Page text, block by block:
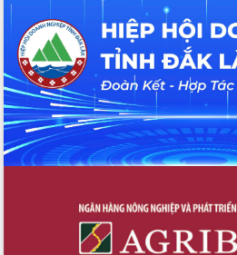
Đắk Lắk rà soát, điều chỉnh Đề án 190
về phát triển nuôi trồng thủy sản
Phó Chủ tịch UBND tỉnh Đắk Lắk
Trương Công Thái kiểm tra thực địa
Dự án cao tốc Khánh Hòa - Buôn Ma
Thuột
Định vị cà phê Việt Nam như một “di
sản sống” trong dòng chảy toàn cầu
Xây dựng nông thôn mới: Nâng cao đời
Quyết liệt tháo gỡ vướng mắc, đẩy
nhanh tiến độ các dự án trọng điểm